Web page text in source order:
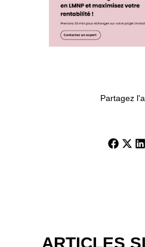
Partagez
ARTICLES